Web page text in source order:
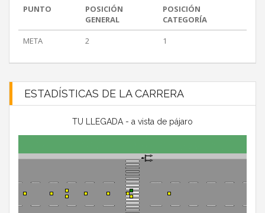
PUNTO
POSICIÓN
GENERAL
POSICIÓN
CATEGORÍA
META
2 1
ESTADÍSTICAS DE LA CARRERA
TU LLEGADA - a vista de pájaro